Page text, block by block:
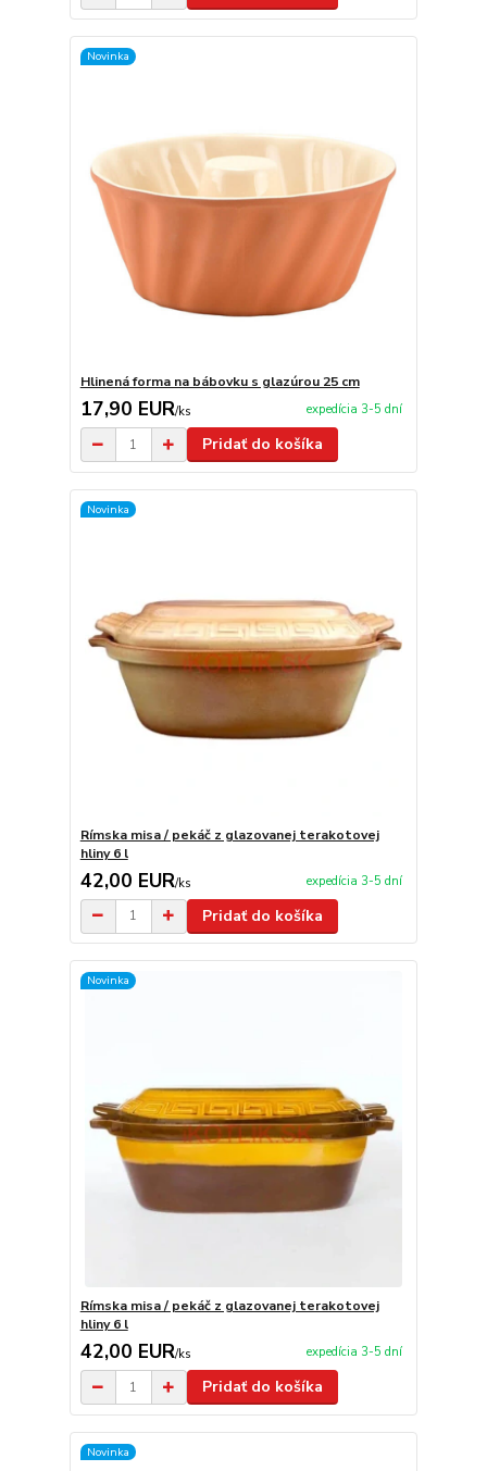
Novinka
Hlinená forma na bábovku s glazúrou 25 cm
17,90 EUR/ks expedícia 3-5 dní
Pridať do košíka
Novinka
Rímska misa / pekáč z glazovanej terakotovej
hliny 6 l
42,00 EUR/ks expedícia 3-5 dní
Pridať do košíka
Novinka
Rímska misa / pekáč z glazovanej terakotovej
hliny 6 l
42,00 EUR/ks expedícia 3-5 dní
Pridať do košíka
Novinka